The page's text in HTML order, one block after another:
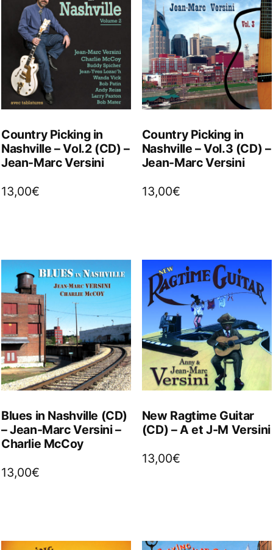
Country Picking in
Nashville – Vol.2 (CD) –
Jean-Marc Versini
13,00€
Country Picking in
Nashville – Vol.3 (CD) –
Jean-Marc Versini
13,00€
Blues in Nashville (CD)
– Jean-Marc Versini –
Charlie McCoy
13,00€
New Ragtime Guitar
(CD) – A et J-M Versini
13,00€